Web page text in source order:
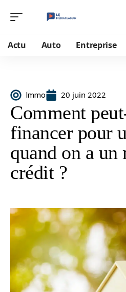
Actu Auto Entreprise
Immo 20 juin 2022
Comment
financer pour
quand on a un
crédit ?